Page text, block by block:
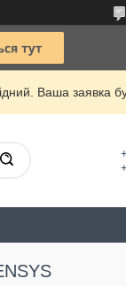
Ваша заявка